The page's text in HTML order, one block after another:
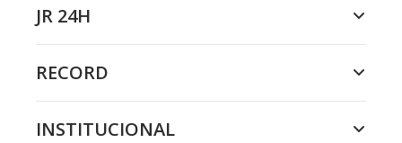
JR 24H
RECORD
INSTITUCIONAL